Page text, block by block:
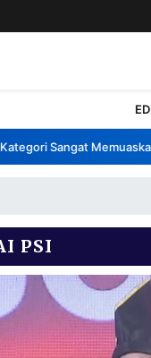
Sangat Memuaskan.•
PSI